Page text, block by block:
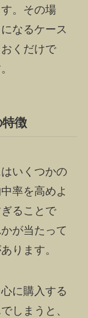
。その場
なるケース
くだけで
特徴
いくつかの
率を高めよ
ることで
が当たって
ります。
に購入する
しまうと、